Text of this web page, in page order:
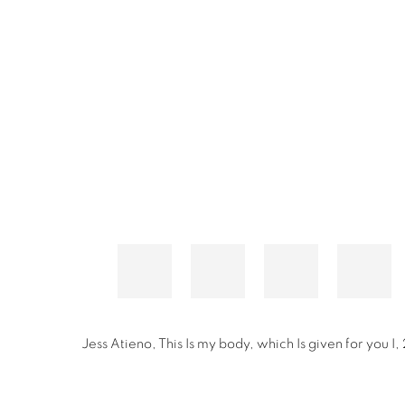
Jess Atieno, This Is my body, which Is given for you I ,